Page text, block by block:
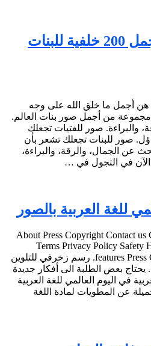
صور بنات 2024 – اجمل 200 خلفية للبنات
هن أجمل ما خلق الله على وجه
مجموعة من أجمل صور بنات العالم.
والبراءة. صور للفتيات تجعلك
صور للبنات تجعلك تشعر بأن
عن الجمال، والرقة، والبراءة،
الآن في التجول في …
للغة العربية بالصور
About Press Copyright Contact us
Terms Privacy Policy Safety
features Press Copyright Contact us Creators. رسم زخرفي للتلوين
يحتاج بعض الطلبة الى أفكار جديدة
في اليوم العالمي للغة العربية
عن المطويات لمادة اللغة